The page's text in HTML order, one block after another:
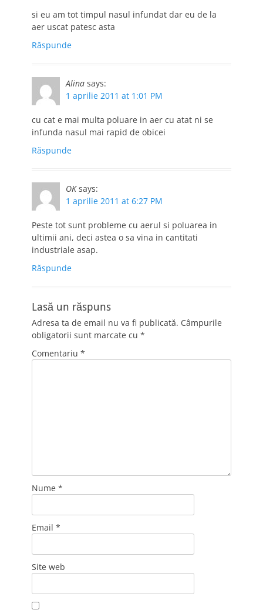
si eu am tot timpul nasul infundat dar eu de la
aer uscat patesc asta
Răspunde
Alina says:
1 aprilie 2011 at 1:01 PM
cu cat e mai multa poluare in aer cu atat ni se
infunda nasul mai rapid de obicei
Răspunde
OK says:
1 aprilie 2011 at 6:27 PM
Peste tot sunt probleme cu aerul si poluarea in
ultimii ani, deci astea o sa vina in cantitati
industriale asap.
Răspunde
Lasă un răspuns
Adresa ta de email nu va fi publicată. Câmpurile
obligatorii sunt marcate cu *
Comentariu *
Nume *
Email *
Site web